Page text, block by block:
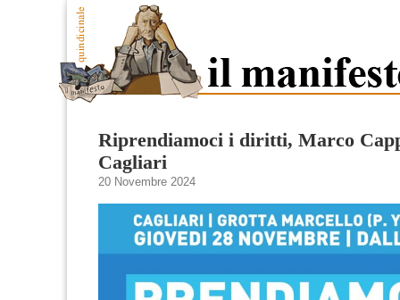
Riprendiamoci i diritti, Marco
Cagliari
20 Novembre 2024